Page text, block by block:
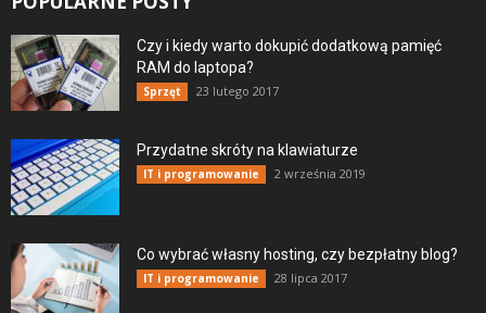
Czy i kiedy warto dokupić dodatkową pamięć
RAM do laptopa?
Sprzęt 23 lutego 2017
Przydatne skróty na klawiaturze
IT i programowanie 2 września 2019
Co wybrać własny hosting, czy bezpłatny blog?
IT i programowanie 28 lipca 2017